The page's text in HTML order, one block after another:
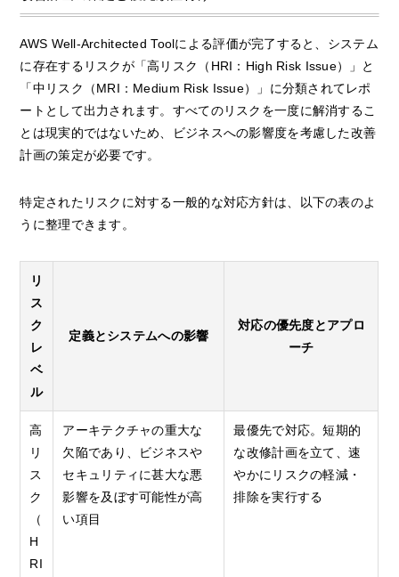
AWS Well-Architected Toolによる評価が完了すると、システム
に存在するリスクが「高リスク（HRI：High Risk Issue）」と
「中リスク（MRI：Medium Risk Issue）」に分類されてレポ
ートとして出力されます。すべてのリスクを一度に解消するこ
とは現実的ではないため、ビジネスへの影響度を考慮した改善
計画の策定が必要です。
特定されたリスクに対する一般的な対応方針は、以下の表のよ
うに整理できます。
リ
ス
ク
レ
ベ
ル
定義とシステムへの影響
対応の優先度とアプロ
ーチ
高
リ
ス
ク
（
H
RI
アーキテクチャの重大な
欠陥であり、ビジネスや
セキュリティに甚大な悪
影響を及ぼす可能性が高
い項目
最優先で対応。短期的
な改修計画を立て、速
やかにリスクの軽減・
排除を実行する